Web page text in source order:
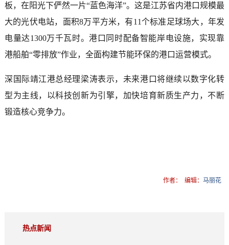
板，在阳光下俨然一片“蓝色海洋”。这是江苏省内港口规模最
大的光伏电站，面积8万平方米，有11个标准足球场大，年发
电量达1300万千瓦时。港口同时配备智能岸电设施，实现靠
港船舶“零排放”作业，全面构建节能环保的港口运营模式。
深国际靖江港总经理梁涛表示，未来港口将继续以数字化转
型为主线，以科技创新为引擎，加快培育新质生产力，不断
锻造核心竞争力。
作者： 编辑：马丽花
热点新闻